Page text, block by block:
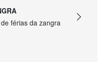
férias da zangra